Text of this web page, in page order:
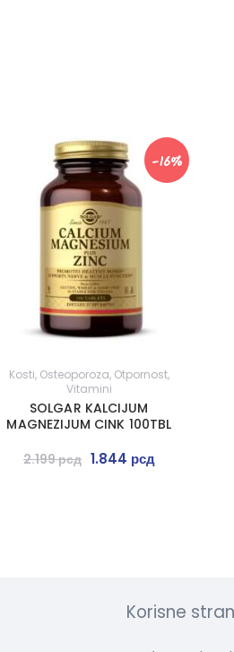
-16%
Kosti, Osteoporoza, Otpornost,
Vitamini
SOLGAR KALCIJUM
MAGNEZIJUM CINK 100TBL
2.199рсд 1.844 рсд
Korisne